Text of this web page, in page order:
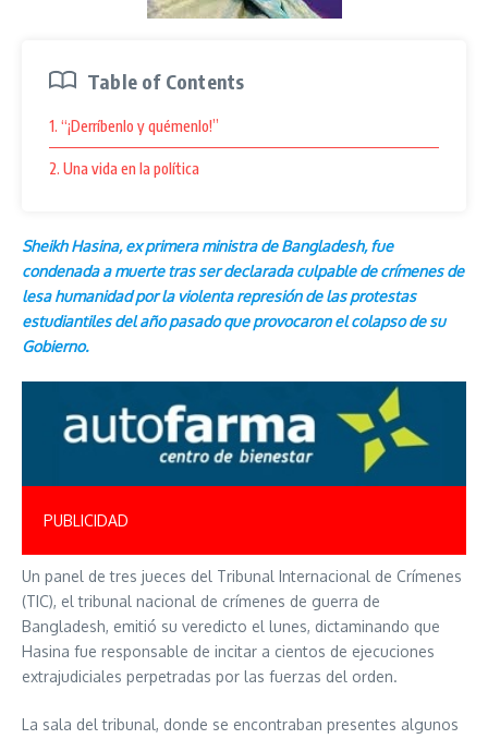
Table of Contents
1. “¡Derríbenlo y quémenlo!”
2. Una vida en la política
Sheikh Hasina, ex primera ministra de Bangladesh, fue
condenada a muerte tras ser declarada culpable de crímenes de
lesa humanidad por la violenta represión de las protestas
estudiantiles del año pasado que provocaron el colapso de su
Gobierno.
PUBLICIDAD
Un panel de tres jueces del Tribunal Internacional de Crímenes
(TIC), el tribunal nacional de crímenes de guerra de
Bangladesh, emitió su veredicto el lunes, dictaminando que
Hasina fue responsable de incitar a cientos de ejecuciones
extrajudiciales perpetradas por las fuerzas del orden.
La sala del tribunal, donde se encontraban presentes algunos